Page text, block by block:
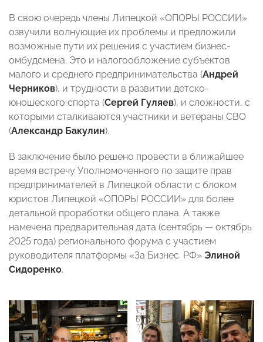
В свою очередь члены Липецкой «ОПОРЫ РОССИИ»
озвучили волнующие их проблемы и предложили
возможные пути их решения с участием бизнес-
омбудсмена. Это и налогообложение субъектов
малого и среднего предпринимательства (Андрей
Черников), и трудности в развитии детско-
юношеского спорта (Сергей Гуляев), и сложности, с
которыми сталкиваются участники и ветераны СВО
(Александр Бакулин).
В заключение было решено провести в ближайшее
время встречу Уполномоченного по защите прав
предпринимателей в Липецкой области с блоком
юристов Липецкой «ОПОРЫ РОССИИ» для более
детальной проработки общего плана. А также
намечена предварительная дата (сентябрь — октябрь
2025 года) регионального форума с участием
руководителя платформы «За Бизнес. РФ» Элиной
Сидоренко.